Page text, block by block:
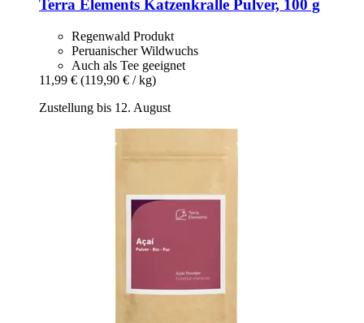
Terra Elements Katzenkralle Pulver, 100 g
Regenwald Produkt
Peruanischer Wildwuchs
Auch als Tee geeignet
11,99 € (119,90 € / kg)
Zustellung bis 12. August